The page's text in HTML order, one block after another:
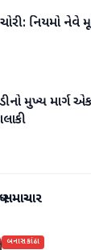
નિયમો નેવે
મુખ્ય માર્ગ
સમાચાર
બનાસકાંઠા